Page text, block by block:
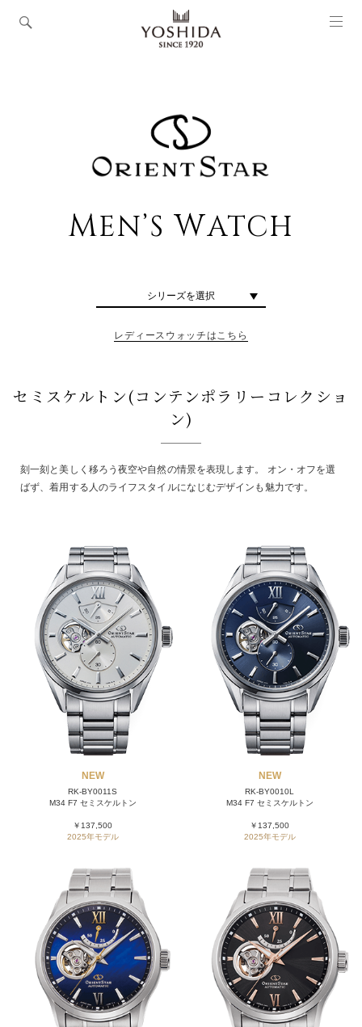
MEN’S WATCH
シリーズを選択
レディースウォッチはこちら
セミスケルトン(コンテンポラリーコレクショ
ン)
刻一刻と美しく移ろう夜空や自然の情景を表現します。 オン・オフを選
ばず、着用する人のライフスタイルになじむデザインも魅力です。
NEW
RK-BY0011S
M34 F7 セミスケルトン
￥137,500
2025年モデル
NEW
RK-BY0010L
M34 F7 セミスケルトン
￥137,500
2025年モデル